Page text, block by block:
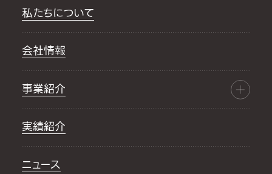
私たちについて
会社情報
事業紹介
実績紹介
ニュース